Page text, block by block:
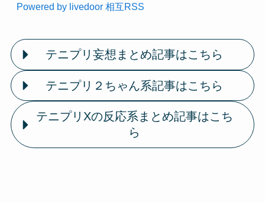
Powered by livedoor 相互RSS
テニプリ妄想まとめ記事はこちら
テニプリ２ちゃん系記事はこちら
テニプリXの反応系まとめ記事はこち
ら